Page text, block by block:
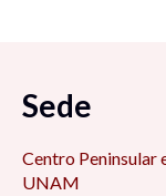
Sede
Centro Peninsular
UNAM